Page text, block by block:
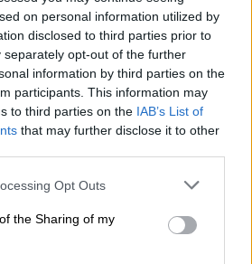
on personal information utilized by
disclosed to third parties prior to
separately opt-out of the further
information by third parties on the
participants. This information may
to third parties on the IAB’s List of
that may further disclose it to other
app uses one or more Google
or usage behaviour. You may click to
Google and its third-party tags to
specified purposes in below Google
Opt Outs
the Sharing of my
με κατοίκους της
την ιστορία σε σκοτεινά
αυτό ο κόσμος των
τον κόσμο των νεκρών
επιστρέφουν για να
υποψηφιότητα για το
αναγνώστες
από αυτό το βιβλίο τη
που συνδυάζει κλασική